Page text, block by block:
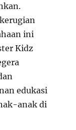
ini
Kidz
edukasi
anak di